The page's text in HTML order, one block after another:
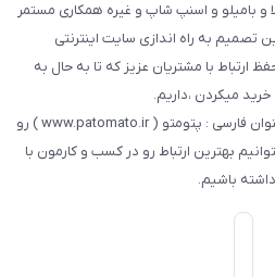
و بامیلو و اسنپ شاپ و غیره همکاری مستمر
تصمیم به راه اندازی سایت اینترنتی
با مشتریان عزیز که تا به حال به
میکردن ،داریم.
در همین راستا سایت خودمون با عنوان فارسی : پتومتو ( www.patomato.ir ) رو
بهترین ارتباط رو در کسب و کارمون با
باشیم.